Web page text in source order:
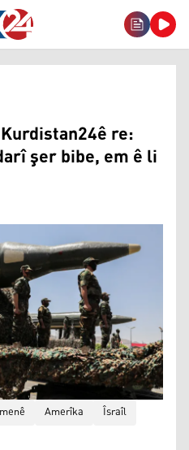
re:
şer bibe, em ê li
Amerîka
Îsraîl